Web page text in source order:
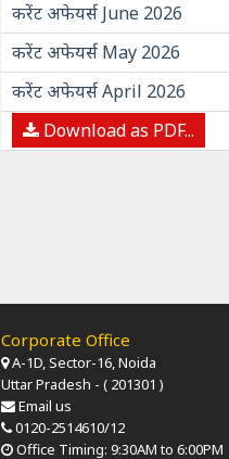
करेंट अफेयर्स June 2026
करेंट अफेयर्स May 2026
करेंट अफेयर्स April 2026
Download as PDF...
Corporate Office
A-1D, Sector-16, Noida
Uttar Pradesh - ( 201301 )
Email us
0120-2514610/12
Office Timing: 9:30AM to 6:00PM